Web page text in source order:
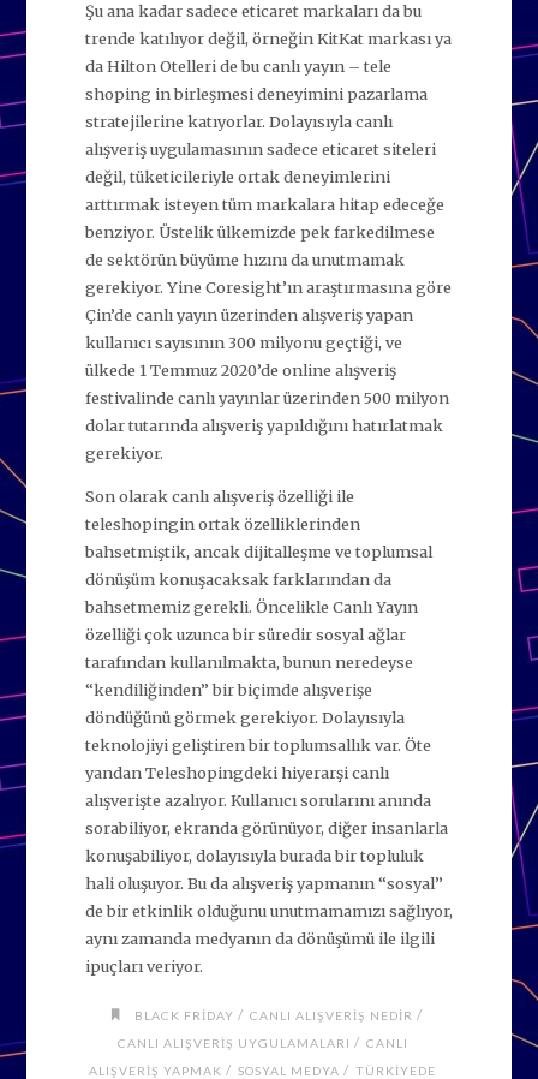
Şu ana kadar sadece eticaret markaları da bu
trende katılıyor değil, örneğin KitKat markası ya
da Hilton Otelleri de bu canlı yayın – tele
shoping in birleşmesi deneyimini pazarlama
stratejilerine katıyorlar. Dolayısıyla canlı
alışveriş uygulamasının sadece eticaret siteleri
değil, tüketicileriyle ortak deneyimlerini
arttırmak isteyen tüm markalara hitap edeceğe
benziyor. Üstelik ülkemizde pek farkedilmese
de sektörün büyüme hızını da unutmamak
gerekiyor. Yine Coresight’ın araştırmasına göre
Çin’de canlı yayın üzerinden alışveriş yapan
kullanıcı sayısının 300 milyonu geçtiği, ve
ülkede 1 Temmuz 2020’de online alışveriş
festivalinde canlı yayınlar üzerinden 500 milyon
dolar tutarında alışveriş yapıldığını hatırlatmak
gerekiyor.
Son olarak canlı alışveriş özelliği ile
teleshopingin ortak özelliklerinden
bahsetmiştik, ancak dijitalleşme ve toplumsal
dönüşüm konuşacaksak farklarından da
bahsetmemiz gerekli. Öncelikle Canlı Yayın
özelliği çok uzunca bir süredir sosyal ağlar
tarafından kullanılmakta, bunun neredeyse
“kendiliğinden” bir biçimde alışverişe
döndüğünü görmek gerekiyor. Dolayısıyla
teknolojiyi geliştiren bir toplumsallık var. Öte
yandan Teleshopingdeki hiyerarşi canlı
alışverişte azalıyor. Kullanıcı sorularını anında
sorabiliyor, ekranda görünüyor, diğer insanlarla
konuşabiliyor, dolayısıyla burada bir topluluk
hali oluşuyor. Bu da alışveriş yapmanın “sosyal”
de bir etkinlik olduğunu unutmamamızı sağlıyor,
aynı zamanda medyanın da dönüşümü ile ilgili
ipuçları veriyor.
BLACK FRIDAY / CANLI ALIŞVERIŞ NEDIR /
CANLI ALIŞVERIŞ UYGULAMALARI / CANLI
ALIŞVERIŞ YAPMAK / SOSYAL MEDYA / TÜRKIYEDE